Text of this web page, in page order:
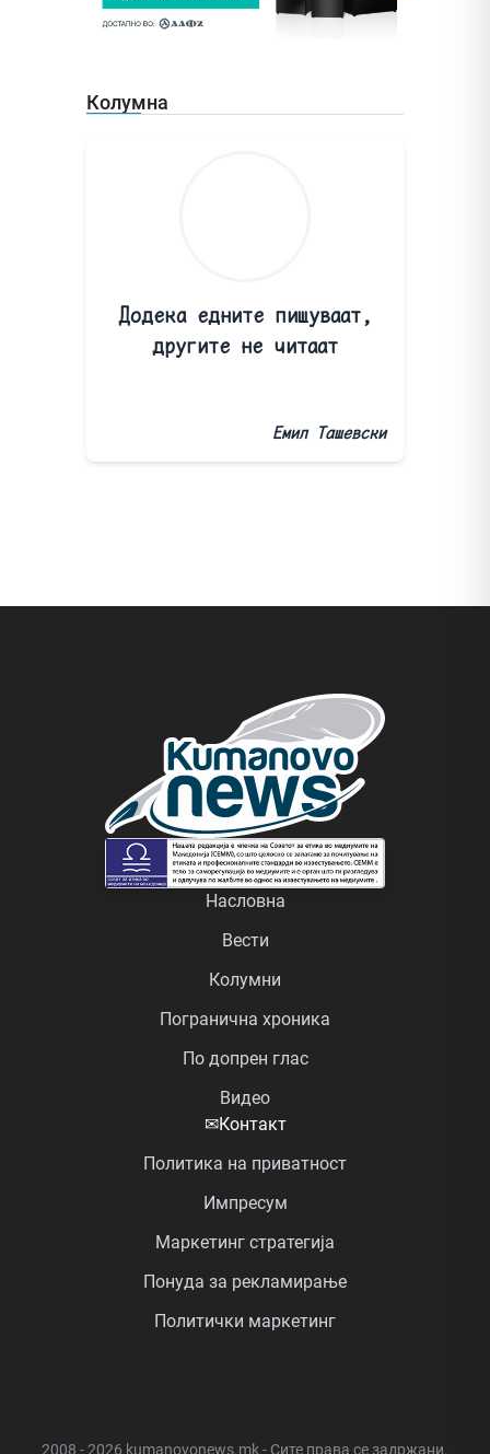
Колумна
Додека едните пишуваат,
другите не читаат
Емил Ташевски
Насловна
Вести
Колумни
Погранична хроника
По допрен глас
Видео
✉Контакт
Политика на приватност
Импресум
Маркетинг стратегија
Понуда за рекламирање
Политички маркетинг
2008 - 2026 kumanovonews.mk - Сите права се задржани.